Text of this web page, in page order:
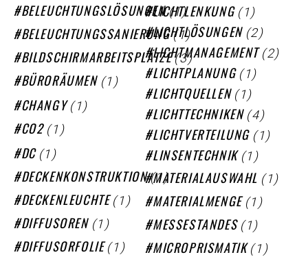
BELEUCHTUNGSLÖSUNGEN (1)
BELEUCHTUNGSSANIERUNG (1)
BILDSCHIRMARBEITSPLÄTZE (3)
BÜRORÄUMEN (1)
CHANGY (1)
CO2 (1)
DC (1)
DECKENKONSTRUKTION (1)
DECKENLEUCHTE (1)
DIFFUSOREN (1)
DIFFUSORFOLIE (1)
LICHTLENKUNG (1)
LICHTLÖSUNGEN (2)
LICHTMANAGEMENT (2)
LICHTPLANUNG (1)
LICHTQUELLEN (1)
LICHTTECHNIKEN (4)
LICHTVERTEILUNG (1)
LINSENTECHNIK (1)
MATERIALAUSWAHL (1)
MATERIALMENGE (1)
MESSESTANDES (1)
MICROPRISMATIK (1)